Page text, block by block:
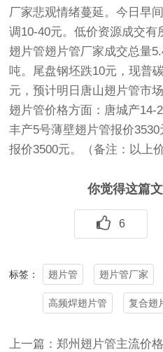
厂家悲观情绪蔓延。今日早间
调10-40元。低价资源成交有
翅片管翅片管厂家成交总量
吨。尾盘钢坯跌10元，现普
元，预计明日唐山翅片管市
翅片管价格方面：唐城产14-
丰产5号薄壁翅片管报价
报价3500元。（备注：以上
你觉得这篇
6
标签： 翅片管 翅片管厂家
高频焊翅片管 复合翅